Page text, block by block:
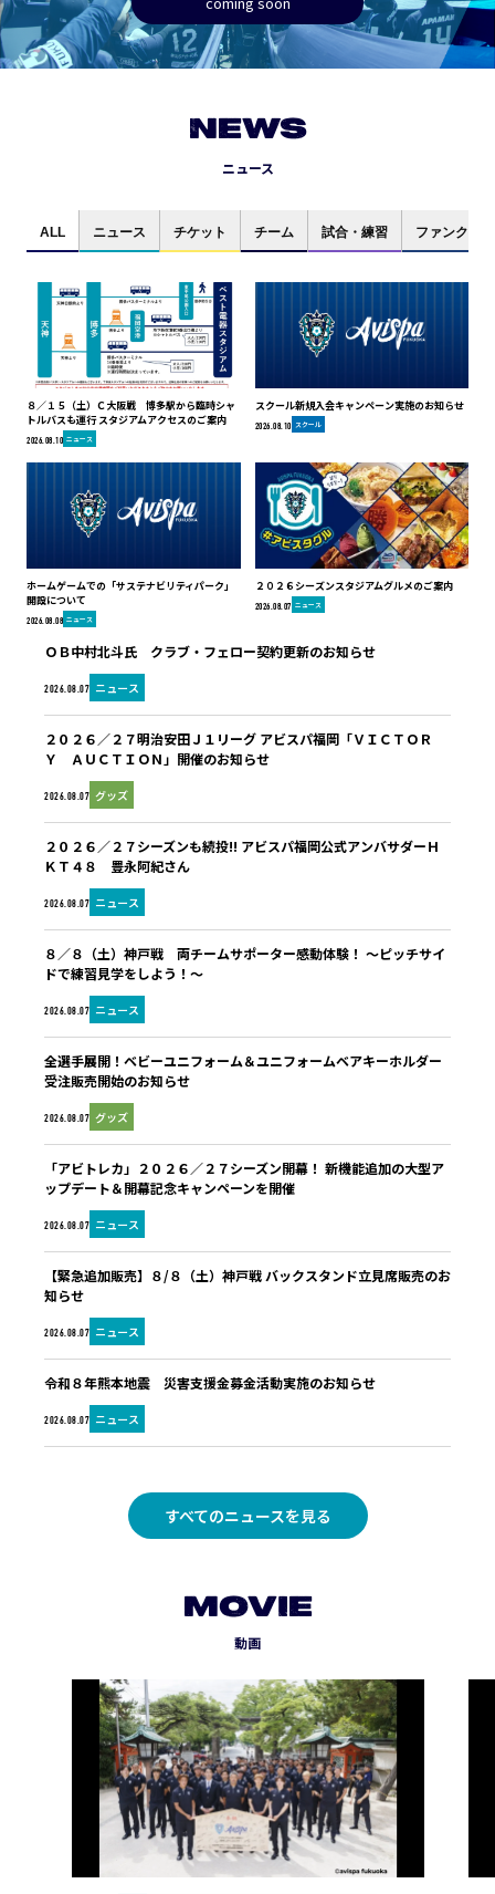
NEWS
ニュース
ALL ニュース チケット チーム 試合・練習 ファンクラブ
８／１５（土）Ｃ大阪戦 博多駅から臨時シャ
トルバスも運行 スタジアムアクセスのご案内
2026.08.10 ニュース
スクール新規入会キャンペーン実施のお知らせ
2026.08.10 スクール
ホームゲームでの「サステナビリティパーク」
開設について
2026.08.08 ニュース
２０２６シーズンスタジアムグルメのご案内
2026.08.07 ニュース
2026.08.07 ニュース
ＯＢ中村北斗氏 クラブ・フェロー契約更新のお知らせ
2026.08.07 グッズ
２０２６／２７明治安田Ｊ１リーグ アビスパ福岡「ＶＩＣＴＯＲ
Ｙ ＡＵＣＴＩＯＮ」開催のお知らせ
2026.08.07 ニュース
２０２６／２７シーズンも続投!! アビスパ福岡公式アンバサダーＨ
ＫＴ４８ 豊永阿紀さん
2026.08.07 ニュース
８／８（土）神戸戦 両チームサポーター感動体験！ ～ピッチサイ
ドで練習見学をしよう！～
2026.08.07 グッズ
全選手展開！ベビーユニフォーム＆ユニフォームベアキーホルダー
受注販売開始のお知らせ
2026.08.07 ニュース
「アビトレカ」２０２６／２７シーズン開幕！ 新機能追加の大型ア
ップデート＆開幕記念キャンペーンを開催
2026.08.07 ニュース
【緊急追加販売】８/８（土）神戸戦 バックスタンド立見席販売のお
知らせ
2026.08.07 ニュース
令和８年熊本地震 災害支援金募金活動実施のお知らせ
すべてのニュースを見る
MOVIE
動画